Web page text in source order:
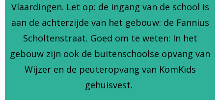
Vlaardingen. Let op: de ingang van de school is
aan de achterzijde van het gebouw: de Fannius
Scholtenstraat. Goed om te weten: In het
gebouw zijn ook de buitenschoolse opvang van
Wijzer en de peuteropvang van KomKids
gehuisvest.